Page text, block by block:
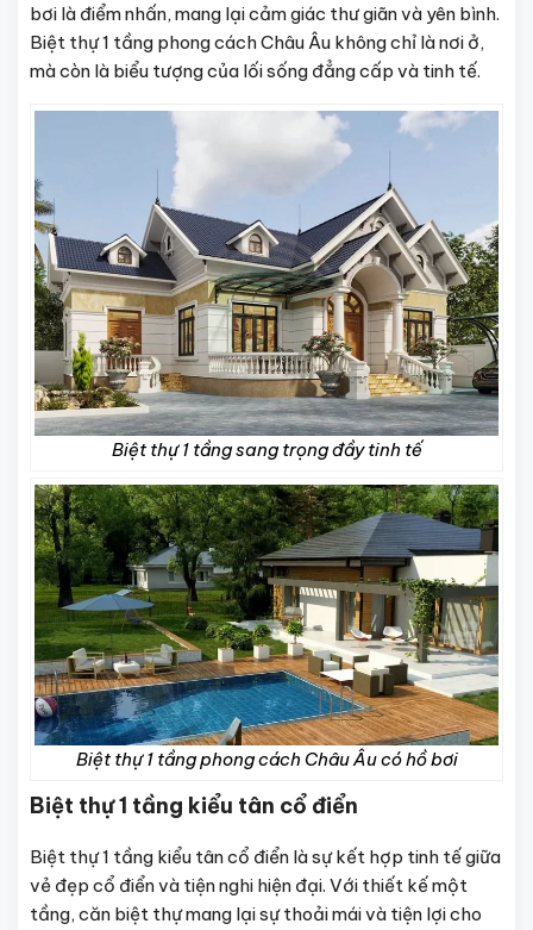
bơi là điểm nhấn, mang lại cảm giác thư giãn và yên bình.
Biệt thự 1 tầng phong cách Châu Âu không chỉ là nơi ở,
mà còn là biểu tượng của lối sống đẳng cấp và tinh tế.
Biệt thự 1 tầng sang trọng đầy tinh tế
Biệt thự 1 tầng phong cách Châu Âu có hồ bơi
Biệt thự 1 tầng kiểu tân cổ điển
Biệt thự 1 tầng kiểu tân cổ điển là sự kết hợp tinh tế giữa
vẻ đẹp cổ điển và tiện nghi hiện đại. Với thiết kế một
tầng, căn biệt thự mang lại sự thoải mái và tiện lợi cho